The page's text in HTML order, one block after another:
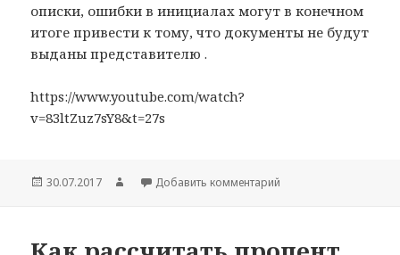
описки, ошибки в инициалах могут в конечном
итоге привести к тому, что документы не будут
выданы представителю .
https://www.youtube.com/watch?
v=83ltZuz7sY8&t=27s
Опубликовано
30.07.2017 АвторДобавить комментарий